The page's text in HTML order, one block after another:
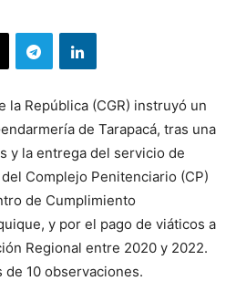
la República (CGR) instruyó un
de Tarapacá, tras una
y la entrega del servicio de
Complejo Penitenciario (CP)
de Cumplimiento
y por el pago de viáticos a
Regional entre 2020 y 2022.
de 10 observaciones.